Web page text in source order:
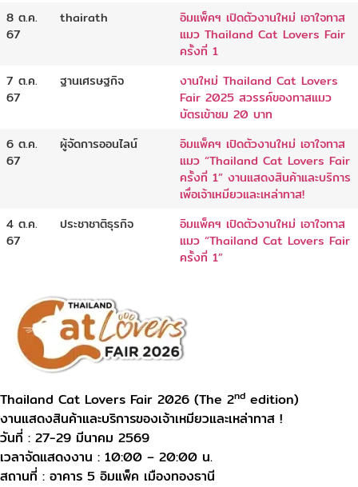
8 ต.ค.
67
thairath
อิมแพ็คฯ เปิดตัวงานใหม่ เอาใจทาส
แมว Thailand Cat Lovers Fair
ครั้งที่ 1
7 ต.ค.
67
ฐานเศรษฐกิจ
งานใหม่ Thailand Cat Lovers
Fair 2025 สวรรค์ของทาสแมว
บัตรเข้าชม 20 บาท
6 ต.ค.
67
ผู้จัดการออนไลน์
อิมแพ็คฯ เปิดตัวงานใหม่ เอาใจทาส
แมว “Thailand Cat Lovers Fair
ครั้งที่ 1” งานแสดงสินค้าและบริการ
เพื่อเจ้าเหมียวและเหล่าทาส!
4 ต.ค.
67
ประชาชาติธุรกิจ
อิมแพ็คฯ เปิดตัวงานใหม่ เอาใจทาส
แมว “Thailand Cat Lovers Fair
ครั้งที่ 1”
Thailand Cat Lovers Fair 2026 (The 2nd edition)
งานแสดงสินค้าและบริการของเจ้าเหมียวและเหล่าทาส !
วันที่ : 27-29 มีนาคม 2569
เวลาจัดแสดงงาน : 10:00 – 20:00 น.
สถานที่ : อาคาร 5 อิมแพ็ค เมืองทองธานี